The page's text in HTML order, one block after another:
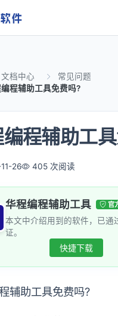
文档中心
常见问题
程辅助工具免费吗?
程辅助工
26 405 次阅读
华程编程辅助工具 官
本文中介绍用到的软件，已通
证。
快捷下载
辅助工具免费吗?